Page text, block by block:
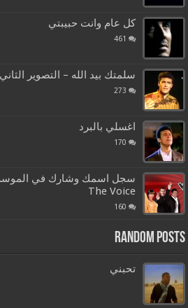
كل عام وانت حبيبتي
461
سلمتك بيد الله – التصوير الثاني
273
اغسلي بالبرد
170
سجل اسمك وشارك في
The Voice
160
Random Posts
تحبني